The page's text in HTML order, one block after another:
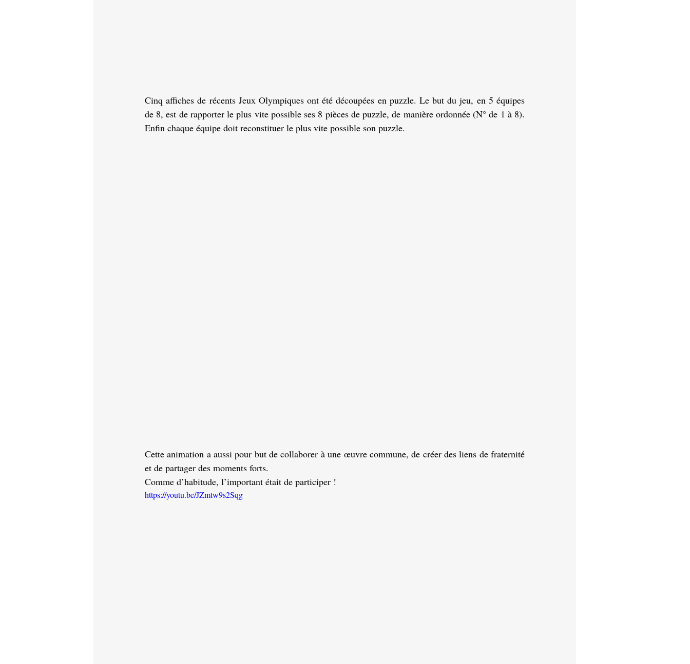
Cinq affiches de récents Jeux Olympiques ont été découpées en puzzle. Le but du jeu, en 5 équipes
de 8, est de rapporter le plus vite possible ses 8 pièces de puzzle, de manière ordonnée (N° de 1 à 8).
Enfin chaque équipe doit reconstituer le plus vite possible son puzzle.
Cette animation a aussi pour but de collaborer à une œuvre commune, de créer des liens de fraternité
et de partager des moments forts.
Comme d’habitude, l’important était de participer !
https://youtu.be/JZmtw9s2Sqg